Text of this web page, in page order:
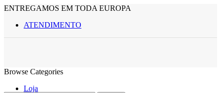
ENTREGAMOS EM TODA EUROPA
ATENDIMENTO
Browse Categories
Loja